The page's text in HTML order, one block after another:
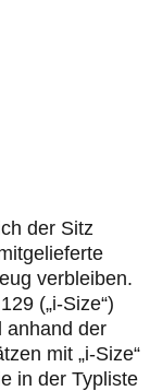
der Sitz
verbleiben.
(„i-Size“)
anhand der
mit „i-Size“
in der Typliste